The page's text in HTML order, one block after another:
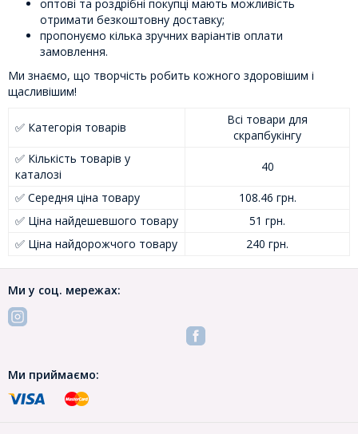
оптові та роздрібні покупці мають можливість
отримати безкоштовну доставку;
пропонуємо кілька зручних варіантів оплати
замовлення.
Ми знаємо, що творчість робить кожного здоровішим і
щасливішим!
✅ Категорія товарів
Всі товари для
скрапбукінгу
✅ Кількість товарів у
каталозі
40
✅ Середня ціна товару
108.46 грн.
✅ Ціна найдешевшого товару
51 грн.
✅ Ціна найдорожчого товару
240 грн.
Ми у соц. мережах:
Ми приймаємо: